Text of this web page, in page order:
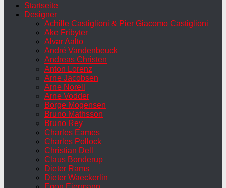
Startseite
Designer
Achille Castiglioni & Pier Giacomo Castiglioni
Ake Fribyter
Alvar Aalto
André Vandenbeuck
Andreas Christen
Anton Lorenz
Arne Jacobsen
Arne Norell
Arne Vodder
Borge Mogensen
Bruno Mathsson
Bruno Rey
Charles Eames
Charles Pollock
Christian Dell
Claus Bonderup
Dieter Rams
Dieter Waeckerlin